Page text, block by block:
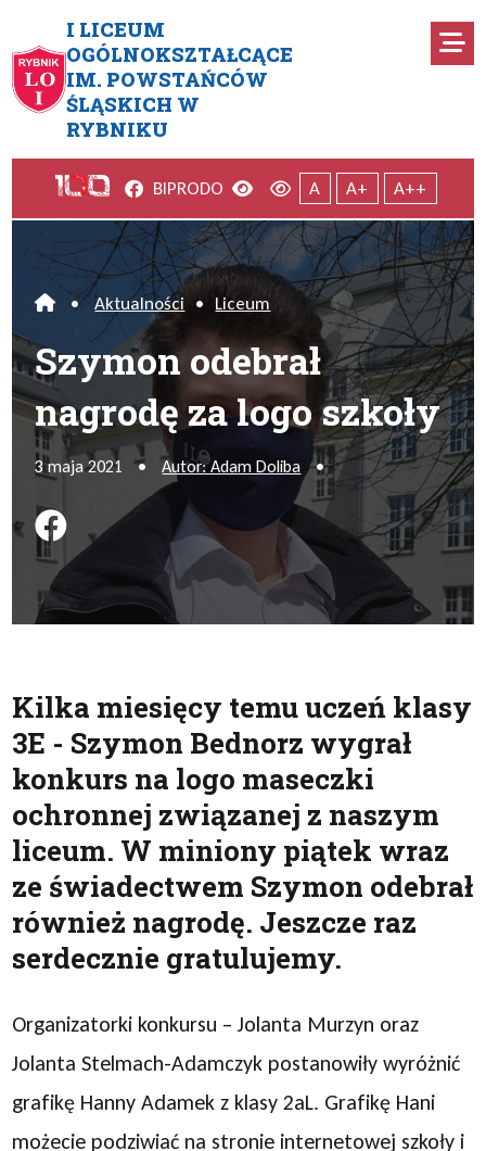
I LICEUM
OGÓLNOKSZTAŁCĄCE
IM. POWSTAŃCÓW
ŚLĄSKICH W
RYBNIKU
Szymon odebrał nagrodę za
Facebook
BIPRODO Wersja kontrastowa
Wersja domyślna
A A+ A++
Home
• Aktualności • Liceum
Szymon odebrał
nagrodę za logo szkoły
3 maja 2021 • Autor: Adam Doliba •
Podziel się na FB
Kilka miesięcy temu uczeń klasy
3E - Szymon Bednorz wygrał
konkurs na logo maseczki
ochronnej związanej z naszym
liceum. W miniony piątek wraz
ze świadectwem Szymon odebrał
również nagrodę. Jeszcze raz
serdecznie gratulujemy.
Organizatorki konkursu – Jolanta Murzyn oraz
Jolanta Stelmach-Adamczyk postanowiły wyróżnić
grafikę Hanny Adamek z klasy 2aL. Grafikę Hani
możecie podziwiać na stronie internetowej szkoły i